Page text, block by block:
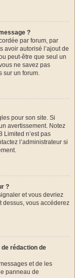
?
par forum, par
avoir autorisé l’ajout de
peut-être que seul un
ne savez pas
sur un forum.
pour son site. Si
avertissement. Notez
Limited n’est pas
l’administrateur si
?
et vous devriez
dessus, vous accéderez
rédaction de
et de les
panneau de